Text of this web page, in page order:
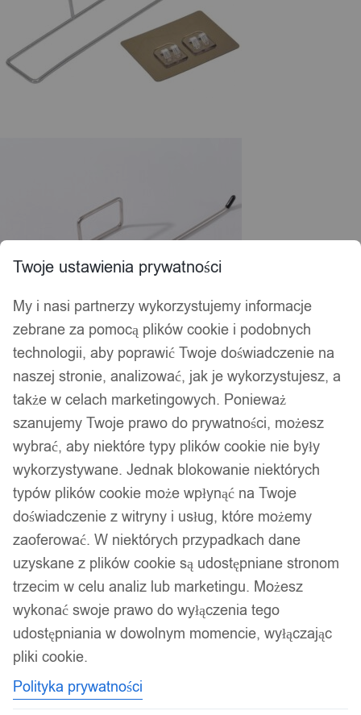
Twoje ustawienia prywatności
My i nasi partnerzy wykorzystujemy informacje
zebrane za pomocą plików cookie i podobnych
technologii, aby poprawić Twoje doświadczenie na
naszej stronie, analizować, jak je wykorzystujesz, a
także w celach marketingowych. Ponieważ
szanujemy Twoje prawo do prywatności, możesz
wybrać, aby niektóre typy plików cookie nie były
wykorzystywane. Jednak blokowanie niektórych
typów plików cookie może wpłynąć na Twoje
doświadczenie z witryny i usług, które możemy
zaoferować. W niektórych przypadkach dane
uzyskane z plików cookie są udostępniane stronom
trzecim w celu analiz lub marketingu. Możesz
wykonać swoje prawo do wyłączenia tego
udostępniania w dowolnym momencie, wyłączając
pliki cookie.
Polityka prywatności